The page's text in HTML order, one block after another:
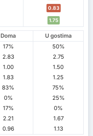
0.83
1.75
Doma
U gostima
17%
50%
2.83
2.75
1.00
1.50
1.83
1.25
83%
75%
0%
25%
17%
0%
2.21
1.67
0.96 1.13